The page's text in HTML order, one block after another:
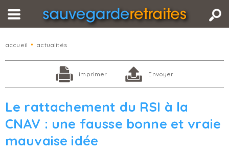
accueil • actualités
imprimer Envoyer
Le rattachement du RSI à la
CNAV : une fausse bonne et vraie
mauvaise idée